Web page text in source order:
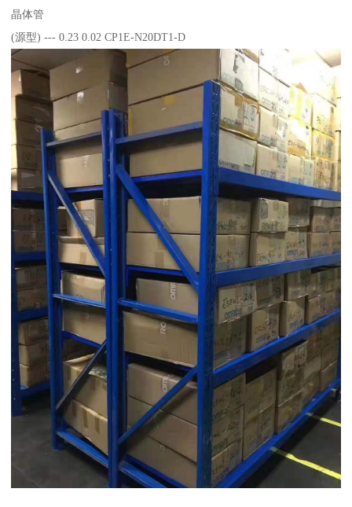
晶体管
(源型) --- 0.23 0.02 CP1E-N20DT1-D